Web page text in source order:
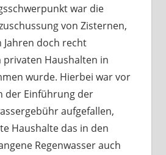
war die
von Zisternen,
Jahren doch recht
Haushalten in
wurde. Hierbei war vor
der Einführung der
aufgefallen,
Haushalte das in den
Regenwasser auch